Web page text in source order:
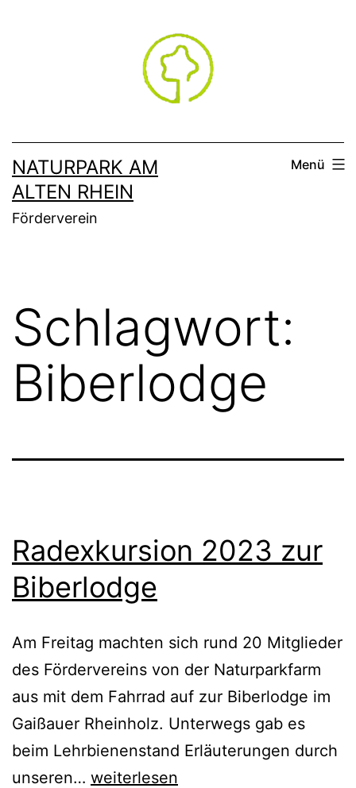
NATURPARK AM
ALTEN RHEIN
Förderverein
Menü
Schlagwort:
Biberlodge
Radexkursion 2023 zur
Biberlodge
Am Freitag machten sich rund 20 Mitglieder
des Fördervereins von der Naturparkfarm
aus mit dem Fahrrad auf zur Biberlodge im
Gaißauer Rheinholz. Unterwegs gab es
beim Lehrbienenstand Erläuterungen durch
unseren… Radexkursion
weiterlesen